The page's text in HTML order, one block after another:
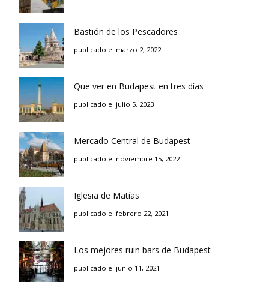
Bastión de los Pescadores
publicado el marzo 2, 2022
Que ver en Budapest en tres días
publicado el julio 5, 2023
Mercado Central de Budapest
publicado el noviembre 15, 2022
Iglesia de Matías
publicado el febrero 22, 2021
Los mejores ruin bars de Budapest
publicado el junio 11, 2021